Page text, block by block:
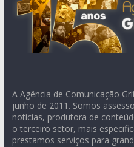
A Agência de Comunicação
junho de 2011. Somos
notícias, produtora de
o terceiro setor, mais
prestamos serviços para